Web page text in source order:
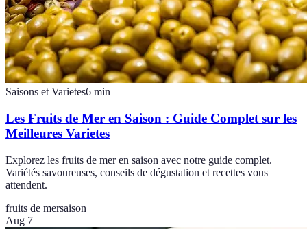
Saisons et Varietes6 min
Les Fruits de Mer en Saison : Guide Complet sur les
Meilleures Varietes
Explorez les fruits de mer en saison avec notre guide complet.
Variétés savoureuses, conseils de dégustation et recettes vous
attendent.
fruits de mersaison
Aug 7